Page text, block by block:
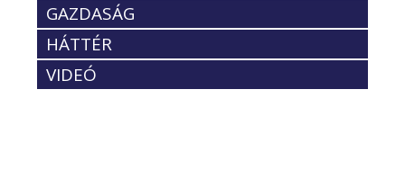
GAZDASÁG
HÁTTÉR
VIDEÓ